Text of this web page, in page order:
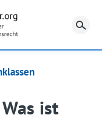
ist